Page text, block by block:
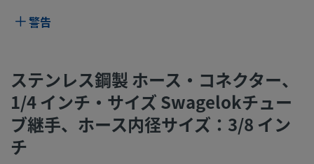
ボディ材質
コネクション1 タイプ
Swagelok®チューブ継手
エンド・コネクション材質
316 ステンレス鋼
ホース・サイズ
3/8 インチ
eClass (4.1)
警告
ステンレス鋼製 ホース・コネクター、
1/4 インチ・サイズ Swagelokチュー
ブ継手、ホース内径サイズ：3/8 イン
チ